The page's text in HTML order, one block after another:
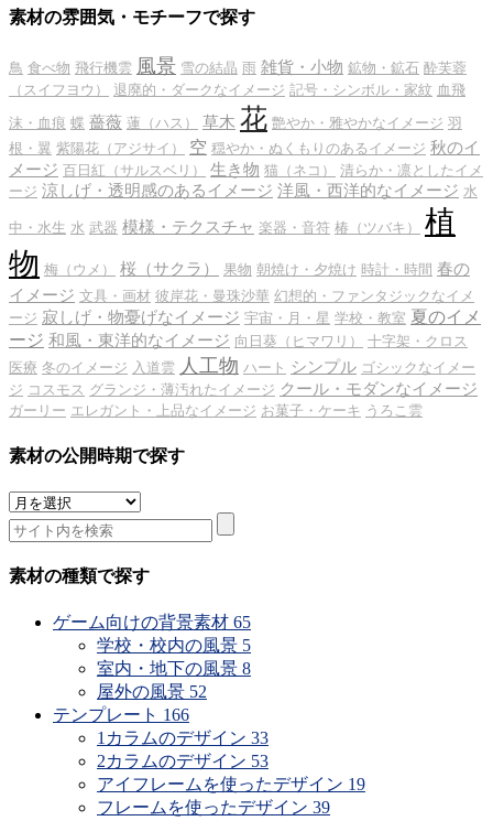
素材の雰囲気・モチーフで探す
鳥 食べ物 飛行機雲 風景 雪の結晶 雨 雑貨・小物 鉱物・鉱石 酔芙蓉
（スイフヨウ）
退廃的・ダークなイメージ 記号・シンボル・家紋 血飛
沫・血痕 蝶 薔薇 蓮（ハス） 草木 花 艶やか・雅やかなイメージ 羽
根・翼 紫陽花（アジサイ） 空 穏やか・ぬくもりのあるイメージ 秋のイ
メージ 百日紅（サルスベリ） 生き物 猫（ネコ）
清らか・凛としたイメ
ージ 涼しげ・透明感のあるイメージ 洋風・西洋的なイメージ 水
中・水生 水 武器 模様・テクスチャ 楽器・音符 椿（ツバキ）
植
物 梅（ウメ） 桜（サクラ） 果物 朝焼け・夕焼け 時計・時間 春の
イメージ 文具・画材 彼岸花・曼珠沙華 幻想的・ファンタジックなイメ
ージ 寂しげ・物憂げなイメージ 宇宙・月・星 学校・教室 夏のイメ
ージ 和風・東洋的なイメージ 向日葵（ヒマワリ）
十字架・クロス
医療 冬のイメージ 入道雲 人工物 ハート シンプル ゴシックなイメー
ジ コスモス グランジ・薄汚れたイメージ クール・モダンなイメージ
ガーリー エレガント・上品なイメージ お菓子・ケーキ うろこ雲
素材の公開時期で探す
素
材
の
公
素材の種類で探す
ゲーム向けの背景素材 65
学校・校内の風景 5
室内・地下の風景 8
屋外の風景 52
テンプレート 166
1カラムのデザイン 33
2カラムのデザイン 53
アイフレームを使ったデザイン 19
フレームを使ったデザイン 39